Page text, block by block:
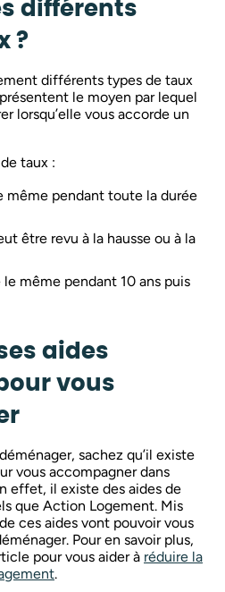
différents
?
différents types de taux
le moyen par lequel
lorsqu’elle vous accorde un
taux :
même pendant toute la durée
être revu à la hausse ou à la
même pendant 10 ans puis
aides
vous
sachez qu’il existe
vous accompagner dans
effet, il existe des aides de
que Action Logement. Mis
ces aides vont pouvoir vous
Pour en savoir plus,
pour vous aider à réduire la
.